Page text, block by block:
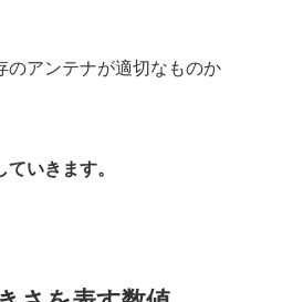
アンテナが適切なものか
いきます。